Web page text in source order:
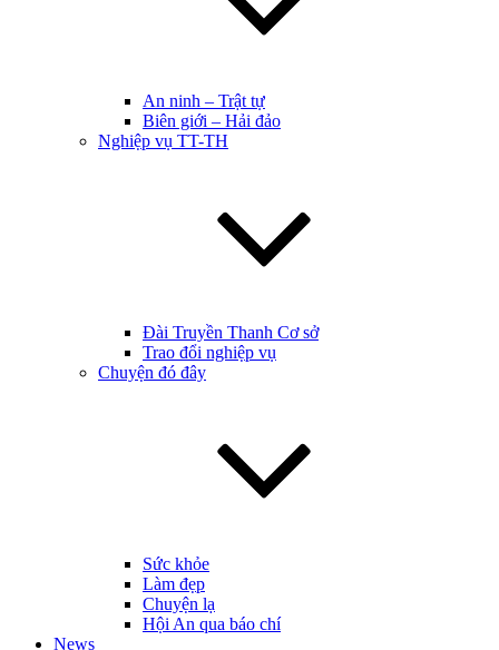
An ninh – Trật tự
Biên giới – Hải đảo
Nghiệp vụ TT-TH
Đài Truyền Thanh Cơ sở
Trao đổi nghiệp vụ
Chuyện đó đây
Sức khỏe
Làm đẹp
Chuyện lạ
Hội An qua báo chí
News